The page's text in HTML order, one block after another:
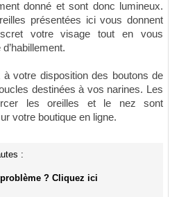
donné et sont donc lumineux.
présentées ici vous donnent
votre visage tout en vous
votre disposition des boutons de
destinées à vos narines. Les
les oreilles et le nez sont
votre boutique en ligne.
:
? Cliquez ici